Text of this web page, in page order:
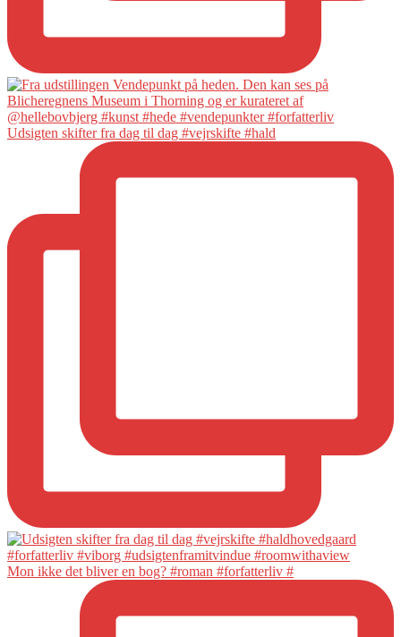
Udsigten skifter fra dag til dag #vejrskifte #hald
Mon ikke det bliver en bog? #roman #forfatterliv #